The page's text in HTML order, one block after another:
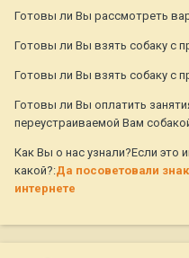
Готовы ли Вы рассмотреть
Готовы ли Вы взять собаку с
Готовы ли Вы взять собаку с
Готовы ли Вы оплатить
переустраиваемой Вам
Как Вы о нас узнали?Если это
какой?:Да посоветовали
интернете